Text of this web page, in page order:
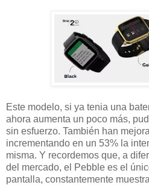
Este modelo, si ya tenia una
ahora aumenta un poco más,
sin esfuerzo. También han
incrementando en un 53% la
misma. Y recordemos que, a
del mercado, el Pebble es el
pantalla, constantemente